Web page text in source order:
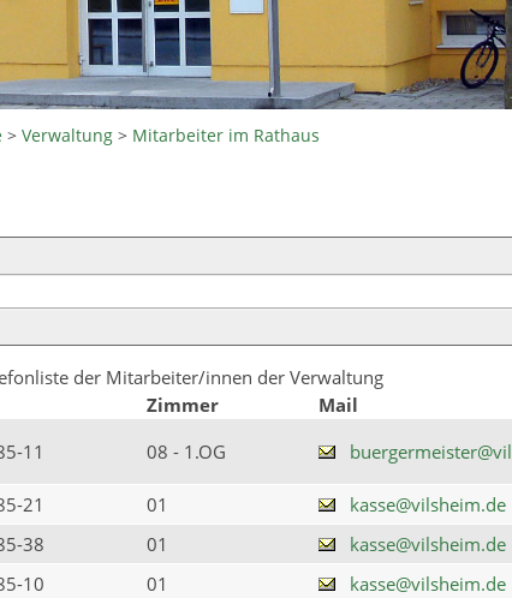
>Verwaltung > Mitarbeiter im Rathaus
der Mitarbeiter/innen der Verwaltung
Zimmer
Mail
11 08 - 1.OG
21 01
kasse@vilsheim.de
38 01
kasse@vilsheim.de
10 01
kasse@vilsheim.de